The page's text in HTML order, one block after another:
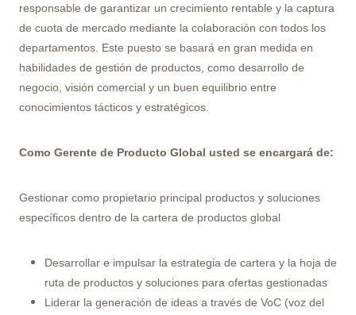
responsable de garantizar un crecimiento rentable y la captura
de cuota de mercado mediante la colaboración con todos los
departamentos. Este puesto se basará en gran medida en
habilidades de gestión de productos, como desarrollo de
negocio, visión comercial y un buen equilibrio entre
conocimientos tácticos y estratégicos.
Como Gerente de Producto Global usted se encargará de:
Gestionar como propietario principal productos y soluciones
específicos dentro de la cartera de productos global
Desarrollar e impulsar la estrategia de cartera y la hoja de
ruta de productos y soluciones para ofertas gestionadas
Liderar la generación de ideas a través de VoC (voz del